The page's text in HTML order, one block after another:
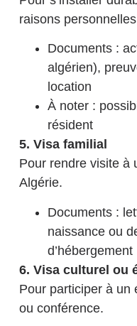
raisons
Documents :
algérien),
location
À noter :
résident
5. Visa familial
Pour rendre visite à
Algérie.
Documents :
naissance ou
d’hébergement
6. Visa culturel ou
Pour participer à un
ou conférence.